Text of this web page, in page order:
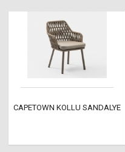
CAPETOWN KOLLU SANDALYE